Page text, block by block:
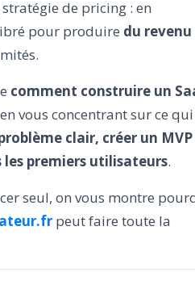
de pricing : en
pour produire du revenu
comment construire un
vous concentrant sur ce qui
clair, créer un MVP
premiers utilisateurs.
seul, on vous montre
peut faire toute la